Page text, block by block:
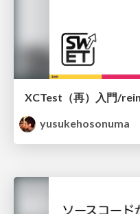
XCTest（再）入門/
yusukehosonuma